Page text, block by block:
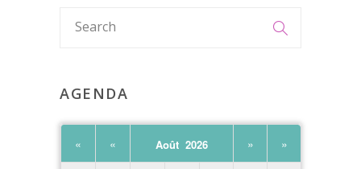
AGENDA
« « Août 2026 » »